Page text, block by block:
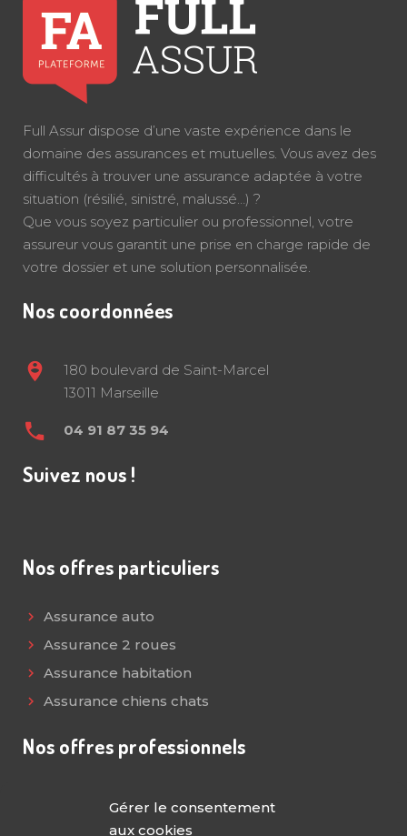
Gérer le consentement
aux cookies
Full Assur dispose d’une vaste expérience dans le
domaine des assurances et mutuelles. Vous avez des
difficultés à trouver une assurance adaptée à votre
situation (résilié, sinistré, malussé…) ?
Que vous soyez particulier ou professionnel, votre
assureur vous garantit une prise en charge rapide de
votre dossier et une solution personnalisée.
Nos coordonnées
180 boulevard de Saint-Marcel
13011 Marseille
04 91 87 35 94
Suivez nous !
Nos offres particuliers
Assurance auto
Assurance 2 roues
Assurance habitation
Assurance chiens chats
Nos offres professionnels
Assurance décennale